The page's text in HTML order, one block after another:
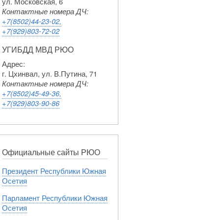
Контактные номера ДЧ:
+7(8502)44-23-02,
+7(929)803-72-02
УГИБДД МВД РЮО
Адрес:
г. Цхинвал, ул. В.Путина, 71
Контактные номера ДЧ:
+7(8502)45-49-36,
+7(929)803-90-86
Официальные сайты РЮО
Президент Республики Южная
Осетия
Парламент Республики Южная
Осетия